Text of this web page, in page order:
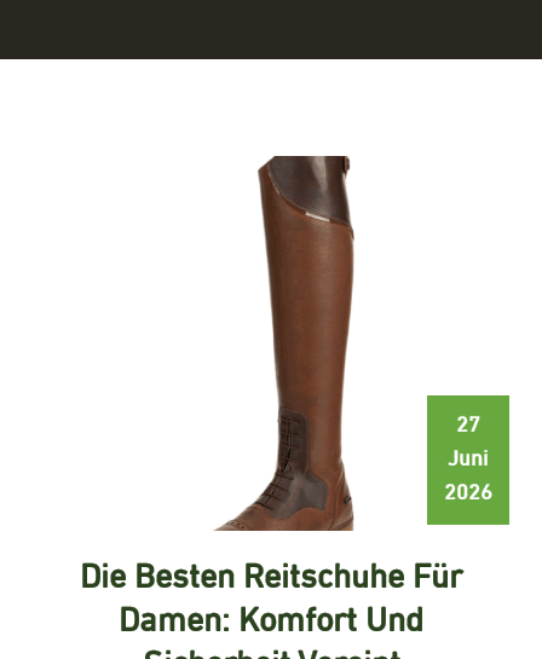
27
Juni
2026
Die Besten Reitschuhe Für
Damen: Komfort Und